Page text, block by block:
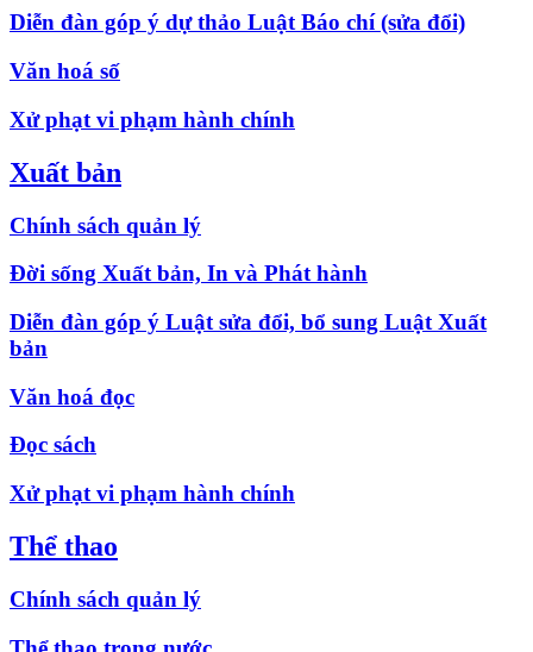
Diễn đàn góp ý dự thảo Luật Báo chí (sửa đổi)
Văn hoá số
Xử phạt vi phạm hành chính
Xuất bản
Chính sách quản lý
Đời sống Xuất bản, In và Phát hành
Diễn đàn góp ý Luật sửa đổi, bổ sung Luật Xuất
bản
Văn hoá đọc
Đọc sách
Xử phạt vi phạm hành chính
Thể thao
Chính sách quản lý